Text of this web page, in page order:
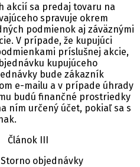
akcií sa predaj tovaru na
spravuje okrem
podmienok aj záväznými
V prípade, že kupujúci
príslušnej akcie,
kupujúceho
bude zákazník
e-mailu a v prípade úhrady
budú finančné prostriedky
ním určený účet, pokiaľ sa s
III